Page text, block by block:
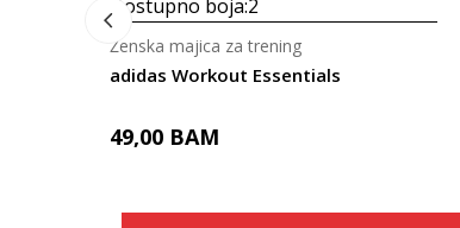
Dostupno boja:2
adidas Workout Essentials
Ženska majica za trening
49,00 BAM